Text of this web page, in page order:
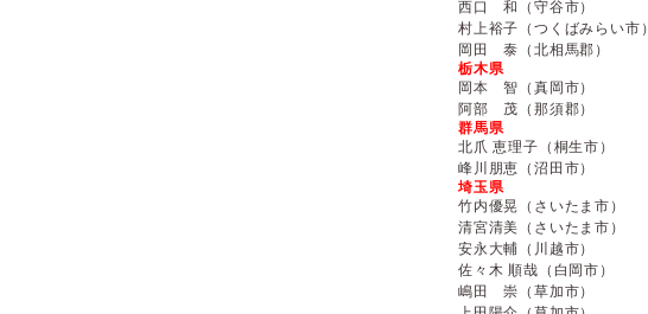
西口 和（守谷市）
村上裕子（つくばみらい市）
岡田 泰（北相馬郡）
栃木県
岡本 智（真岡市）
阿部 茂（那須郡）
群馬県
北爪 恵理子（桐生市）
峰川朋恵（沼田市）
埼玉県
竹内優晃（さいたま市）
清宮清美（さいたま市）
安永大輔（川越市）
佐々木 順哉（白岡市）
嶋田 崇（草加市）